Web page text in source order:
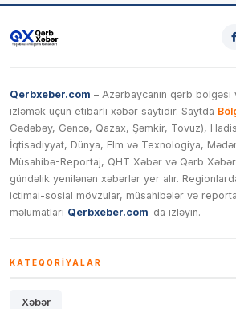
Qerbxeber.com – Azərbaycanın qərb
izləmək üçün etibarlı xəbər saytıdır. Saytda
Gədəbəy, Gəncə, Qazax, Şəmkir, Tovuz),
İqtisadiyyat, Dünya, Elm və Texnologiya,
Müsahibə-Reportaj, QHT Xəbər və Qərb
gündəlik yenilənən xəbərlər yer alır.
ictimai-sosial mövzular, müsahibələr və
məlumatları Qerbxeber.com-da izləyin.
KATEQORIYALAR
Xəbər